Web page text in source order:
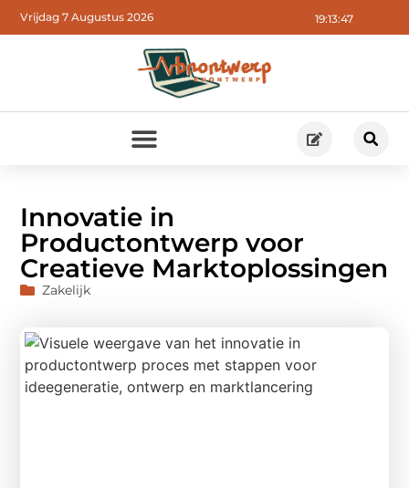
19:13:49
Vrijdag 7 Augustus 2026
Innovatie in
Productontwerp voor
Creatieve Marktoplossingen
Zakelijk